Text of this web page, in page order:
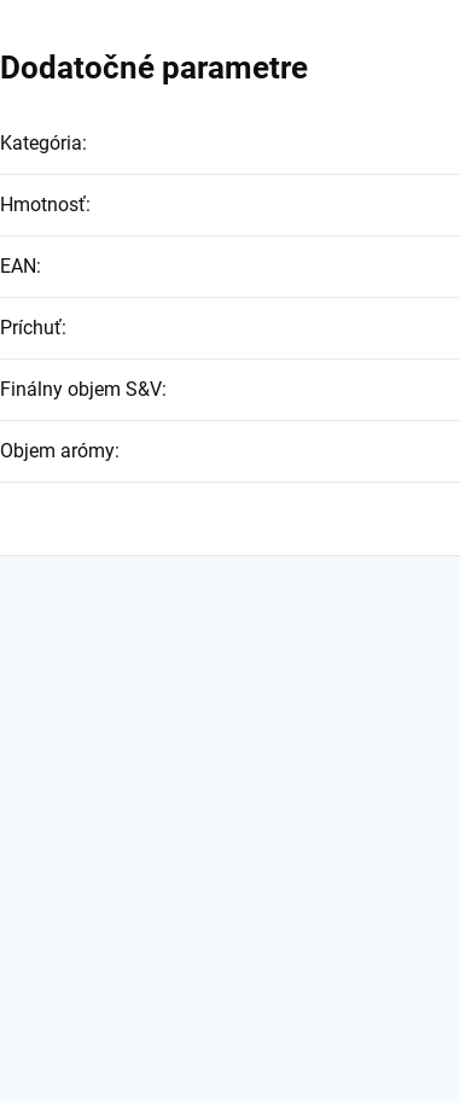
Dodatočné parametre
Kategória:
Hmotnosť:
EAN:
Príchuť:
Finálny objem S&V:
Objem arómy: